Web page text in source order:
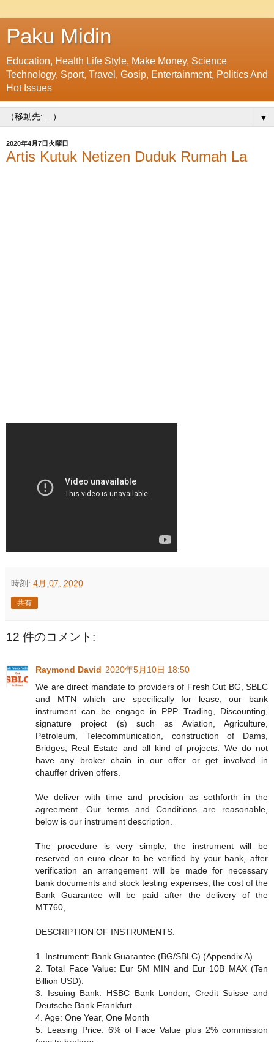
Paku Midin
Education, Health Life Style, Make Money, Science
Technology, Sport, Travel, Gosip, Entertainment, Politics And
Hot Issues
▼
2020年4月7日火曜日
Artis Kutuk Netizen Duduk Rumah La
時刻: 4月 07, 2020
共有
12 件のコメント:
Raymond David 2020年5月10日 18:50
We are direct mandate to providers of Fresh Cut BG, SBLC
and MTN which are specifically for lease, our bank
instrument can be engage in PPP Trading, Discounting,
signature project (s) such as Aviation, Agriculture,
Petroleum, Telecommunication, construction of Dams,
Bridges, Real Estate and all kind of projects. We do not
have any broker chain in our offer or get involved in
chauffer driven offers.
We deliver with time and precision as sethforth in the
agreement. Our terms and Conditions are reasonable,
below is our instrument description.
The procedure is very simple; the instrument will be
reserved on euro clear to be verified by your bank, after
verification an arrangement will be made for necessary
bank documents and stock testing expenses, the cost of the
Bank Guarantee will be paid after the delivery of the
MT760,
DESCRIPTION OF INSTRUMENTS:
1. Instrument: Bank Guarantee (BG/SBLC) (Appendix A)
2. Total Face Value: Eur 5M MIN and Eur 10B MAX (Ten
Billion USD).
3. Issuing Bank: HSBC Bank London, Credit Suisse and
Deutsche Bank Frankfurt.
4. Age: One Year, One Month
5. Leasing Price: 6% of Face Value plus 2% commission